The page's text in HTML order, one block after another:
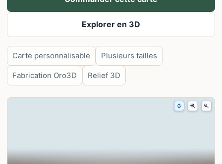
Explorer en 3D
Carte personnalisable Plusieurs tailles
Fabrication Oro3D Relief 3D